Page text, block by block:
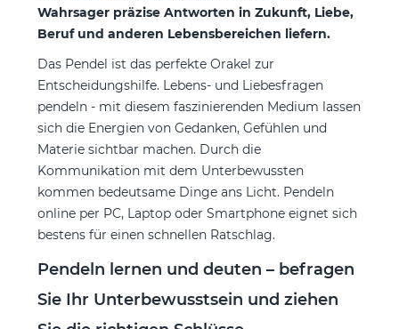
Wahrsager präzise Antworten in Zukunft, Liebe,
Beruf und anderen Lebensbereichen liefern.
Das Pendel ist das perfekte Orakel zur
Entscheidungshilfe. Lebens- und Liebesfragen
pendeln - mit diesem faszinierenden Medium lassen
sich die Energien von Gedanken, Gefühlen und
Materie sichtbar machen. Durch die
Kommunikation mit dem Unterbewussten
kommen bedeutsame Dinge ans Licht. Pendeln
online per PC, Laptop oder Smartphone eignet sich
bestens für einen schnellen Ratschlag.
Pendeln lernen und deuten – befragen
Sie Ihr Unterbewusstsein und ziehen